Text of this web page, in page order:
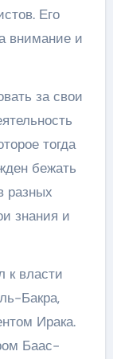
Его
внимание и
за свои
тогда
бежать
разных
знания и
к власти
Бакра,
Ирака.
Баас-